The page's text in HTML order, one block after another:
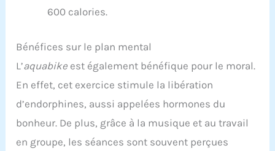
600 calories.
Bénéfices sur le plan mental
L’aquabike est également bénéfique pour le moral.
En effet, cet exercice stimule la libération
d’endorphines, aussi appelées hormones du
bonheur. De plus, grâce à la musique et au travail
en groupe, les séances sont souvent perçues